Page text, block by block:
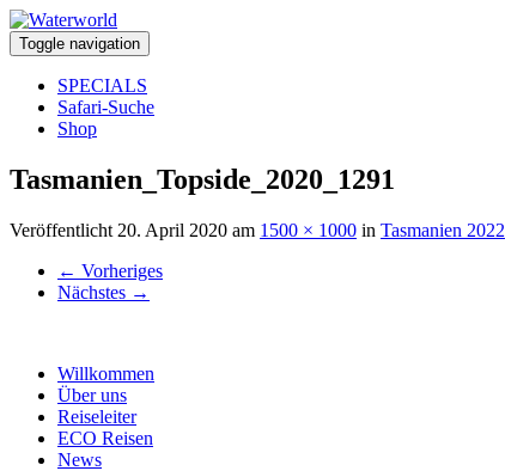
Toggle navigation
SPECIALS
Safari-Suche
Shop
Tasmanien_Topside_2020_1291
Veröffentlicht 20. April 2020 am 1500 × 1000 in Tasmanien 2022
← Vorheriges
Nächstes →
Willkommen
Über uns
Reiseleiter
ECO Reisen
News